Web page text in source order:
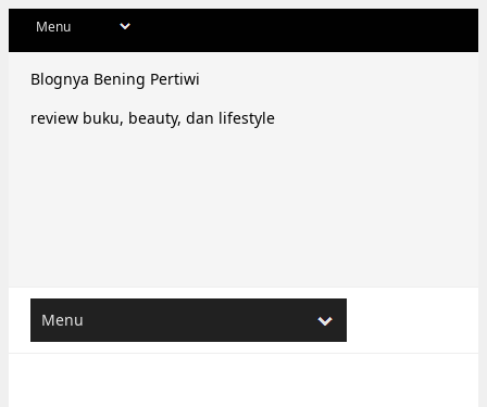
Blognya Bening Pertiwi
review buku, beauty, dan lifestyle